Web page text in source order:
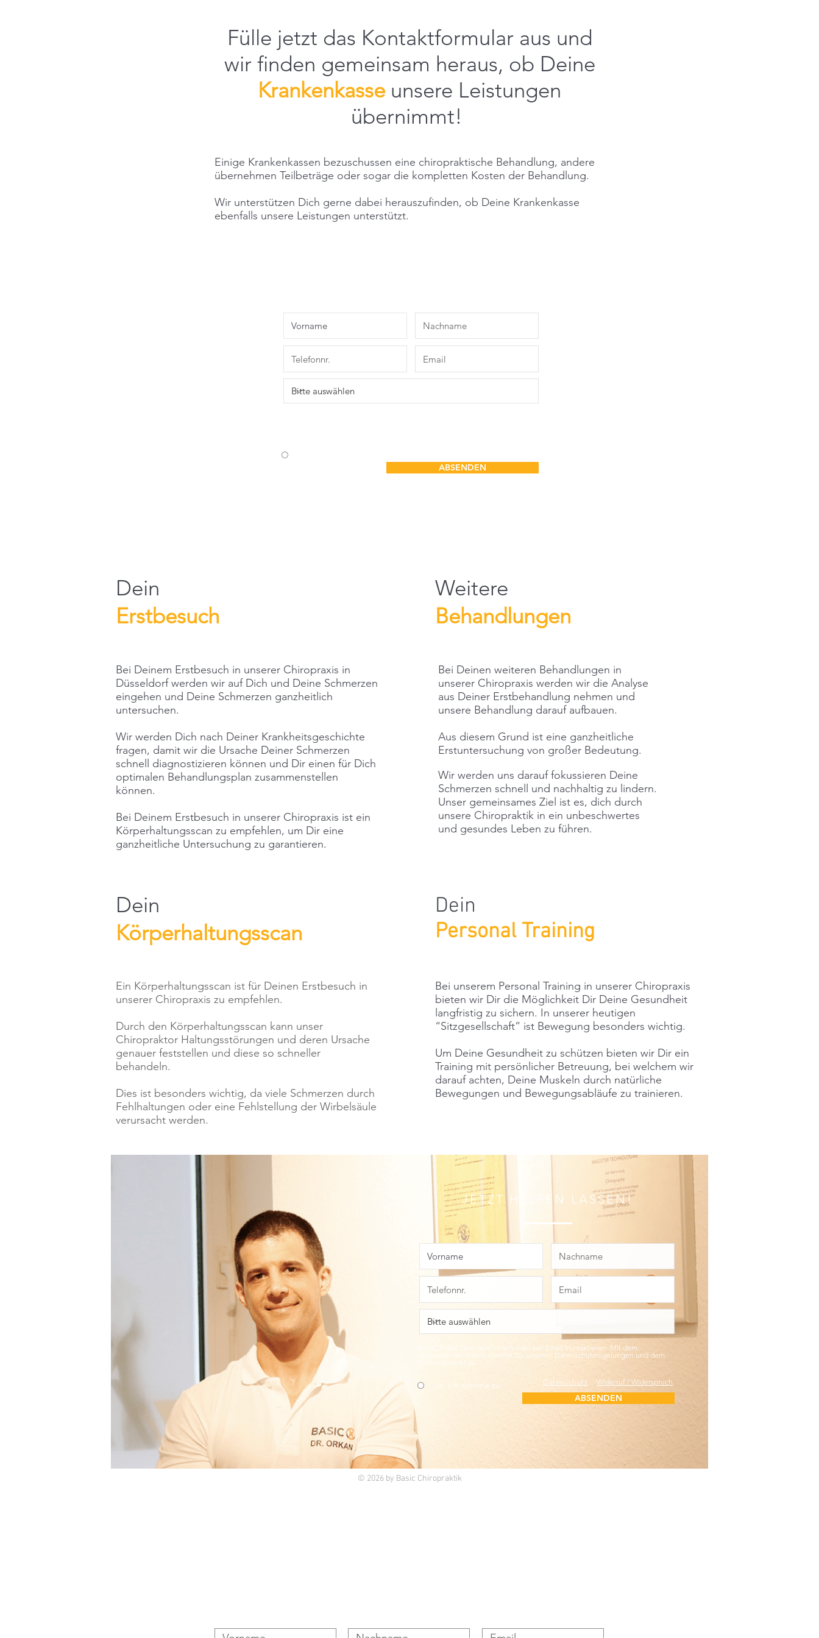
Fülle jetzt das Kontaktformular aus und
wir finden gemeinsam heraus, ob Deine
Krankenkasse unsere Leistungen
übernimmt!
Einige Krankenkassen bezuschussen eine chiropraktische Behandlung, andere
übernehmen Teilbeträge oder sogar die kompletten Kosten der Behandlung.
Wir unterstützen Dich gerne dabei herauszufinden, ob Deine Krankenkasse
ebenfalls unsere Leistungen unterstützt.
ABSENDEN
Dein
Erstbesuch
Bei Deinem Erstbesuch in unserer Chiropraxis in
Düsseldorf werden wir auf Dich und Deine Schmerzen
eingehen und Deine Schmerzen ganzheitlich
untersuchen.
Wir werden Dich nach Deiner Krankheitsgeschichte
fragen, damit wir die Ursache Deiner Schmerzen
schnell diagnostizieren können und Dir einen für Dich
optimalen Behandlungsplan zusammenstellen
können.
Bei Deinem Erstbesuch in unserer Chiropraxis ist ein
Körperhaltungsscan zu empfehlen, um Dir eine
ganzheitliche Untersuchung zu garantieren.
Dein
Körperhaltungsscan
Ein Körperhaltungsscan ist für Deinen Erstbesuch in
unserer Chiropraxis zu empfehlen.
Durch den Körperhaltungsscan kann unser
Chiropraktor Haltungsstörungen und deren Ursache
genauer feststellen und diese so schneller
behandeln.
Dies ist besonders wichtig, da viele Schmerzen durch
Fehlhaltungen oder eine Fehlstellung der Wirbelsäule
verursacht werden.
Weitere
Behandlungen
Bei Deinen weiteren Behandlungen in
unserer Chiropraxis werden wir die Analyse
aus Deiner Erstbehandlung nehmen und
unsere Behandlung darauf aufbauen.
Aus diesem Grund ist eine ganzheitliche
Erstuntersuchung von großer Bedeutung.
Wir werden uns darauf fokussieren Deine
Schmerzen schnell und nachhaltig zu lindern.
Unser gemeinsames Ziel ist es, dich durch
unsere Chiropraktik in ein unbeschwertes
und gesundes Leben zu führen.
Dein
Personal Training
Bei unserem Personal Training in unserer Chiropraxis
bieten wir Dir die Möglichkeit Dir Deine Gesundheit
langfristig zu sichern. In unserer heutigen
“Sitzgesellschaft” ist Bewegung besonders wichtig.
Um Deine Gesundheit zu schützen bieten wir Dir ein
Training mit persönlicher Betreuung, bei welchem wir
darauf achten, Deine Muskeln durch natürliche
Bewegungen und Bewegungsabläufe zu trainieren.
JETZT HELFEN LASSEN!
BASIC 8 darf Dich telefonisch oder per Email kontaktieren. Mit dem
Absenden der Daten stimmst Du unseren Datenschutzregelungen und dem
Widerrufsrecht zu.
Ja, ich stimme zu Datenschutz Widerruf / Widerspruch
ABSENDEN
© 2026 by Basic Chiropraktik